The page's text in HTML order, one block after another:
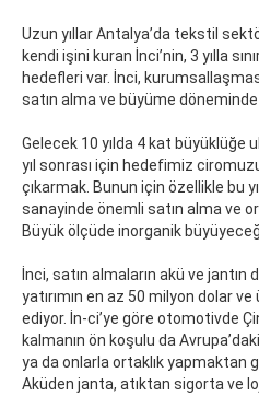
Uzun yıllar Antalya’da tekstil
kendi işini kuran İnci’nin, 3 yılla
hedefleri var. İnci,
satın alma ve büyüme
Gelecek 10 yılda 4 kat büyüklüğe
yıl sonrası için hedefimiz
çıkarmak. Bunun için özellikle bu
sanayinde önemli satın alma ve
Büyük ölçüde inorganik
İnci, satın almaların akü ve jantın
yatırımın en az 50 milyon dolar
ediyor. İn-ci’ye göre otomotivde
kalmanın ön koşulu da
ya da onlarla ortaklık yapmaktan
Aküden janta, atıktan sigorta ve